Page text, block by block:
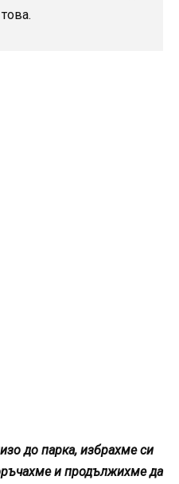
до парка, избрахме си
и продължихме да